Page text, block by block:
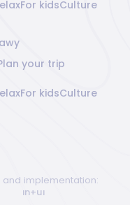
For kidsCulture
your trip
For kidsCulture
and implementation:
ın+uı